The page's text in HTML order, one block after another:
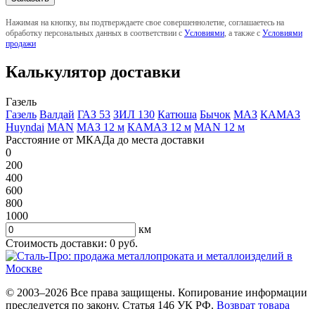
Нажимая на кнопку, вы подтверждаете свое совершеннолетие, соглашаетесь на
обработку персональных данных в соответствии с Условиями , а также с Условиями
продажи
Калькулятор доставки
Газель
Газель Валдай ГАЗ 53 ЗИЛ 130 Катюша Бычок МАЗ КАМАЗ
Huyndai MAN МАЗ 12 м КАМАЗ 12 м MAN 12 м
Расстояние от МКАДа до места доставки
0
200
400
600
800
1000
км
Стоимость доставки: 0 руб.
© 2003–2026 Все права защищены. Копирование информации
преследуется по закону. Статья 146 УК РФ. Возврат товара